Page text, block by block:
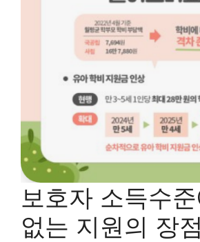
보호자 소득수
없는 지원의 장점